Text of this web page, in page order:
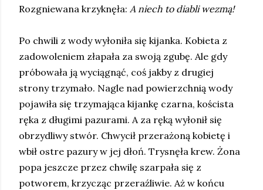
Rozgniewana krzyknęła: A niech to diabli wezmą!
Po chwili z wody wyłoniła się kijanka. Kobieta z
zadowoleniem złapała za swoją zgubę. Ale gdy
próbowała ją wyciągnąć, coś jakby z drugiej
strony trzymało. Nagle nad powierzchnią wody
pojawiła się trzymająca kijankę czarna, koścista
ręka z długimi pazurami. A za ręką wyłonił się
obrzydliwy stwór. Chwycił przerażoną kobietę i
wbił ostre pazury w jej dłoń. Trysnęła krew. Żona
popa jeszcze przez chwilę szarpała się z
potworem, krzycząc przeraźliwie. Aż w końcu